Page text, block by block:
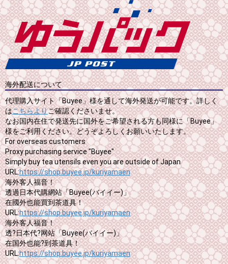
海外配送について
代理購入サイト「Buyee」様を通して海外発送が可能です。詳しく
はこちらよりご確認くださいませ。
なお国内在住で発送先に国外をご希望される方も同様に「Buyee」
様をご利用ください。どうぞよろしくお願いいたします。
For overseas customers
Proxy purchasing service "Buyee"
Simply buy tea utensils even you are outside of Japan
URL:https://shop.buyee.jp/kuriyamaen
海外客人福音！
透過日本代購網站「Buyee(バイイー)」
在國外也能買到茶道具！
URL:https://shop.buyee.jp/kuriyamaen
海外客人福音！
透?日本代?网站「Buyee(バイイー)」
在国外也能?到茶道具！
URL:https://shop.buyee.jp/kuriyamaen